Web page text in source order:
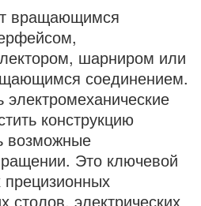
вращающимся
шарниром или
соединением.
конструкцию
возможные
Это ключевой
столов, электрических